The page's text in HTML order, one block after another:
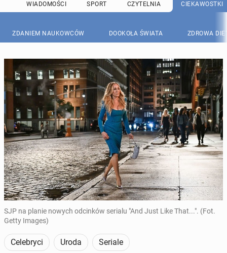
WIADOMOŚCI SPORT CZYTELNIA CIEKAWOSTKI
ZDANIEM NAUKOWCÓW DOOKOŁA ŚWIATA ZDROWA
SJP na planie nowych odcinków serialu "And Just Like That...". (Fot.
Getty Images)
Celebryci Uroda Seriale